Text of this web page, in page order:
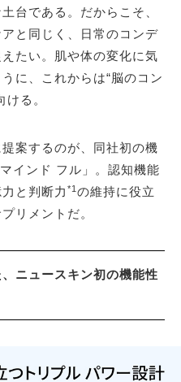
台である。だからこそ、
と同じく、日常のコンデ
たい。肌や体の変化に気
に、これからは“脳のコン
ける。
案するのが、同社初の機
インド フル」。認知機能
と判断力 *1 の維持に役立
リメントだ。
ニュースキン初の機能性